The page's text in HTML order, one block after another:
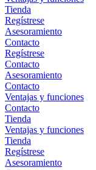
Tienda
Regístrese
Asesoramiento
Contacto
Regístrese
Contacto
Asesoramiento
Contacto
Ventajas y funciones
Contacto
Tienda
Ventajas y funciones
Tienda
Regístrese
Asesoramiento